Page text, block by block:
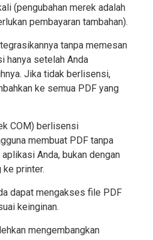
(pengubahan merek adalah
pembayaran tambahan).
tanpa memesan
hanya setelah Anda
Jika tidak berlisensi,
ke semua PDF yang
COM) berlisensi
membuat PDF tanpa
Anda, bukan dengan
ke printer.
dapat mengakses file PDF
keinginan.
mengembangkan